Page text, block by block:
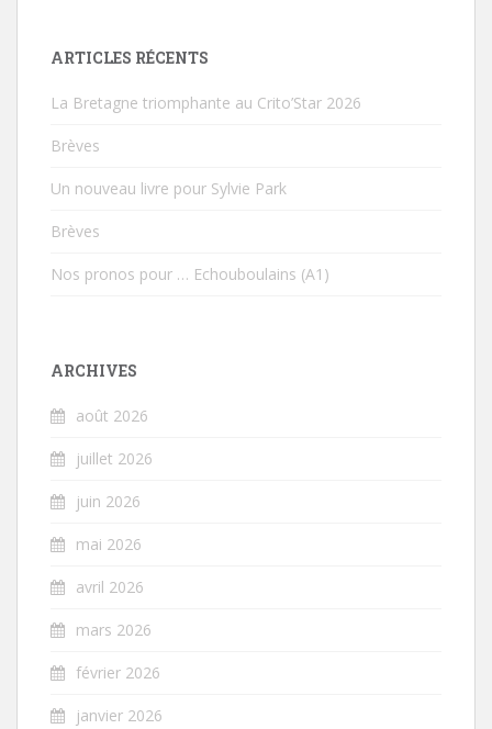
ARTICLES RÉCENTS
La Bretagne triomphante au Crito’Star 2026
Brèves
Un nouveau livre pour Sylvie Park
Brèves
Nos pronos pour … Echouboulains (A1)
ARCHIVES
août 2026
juillet 2026
juin 2026
mai 2026
avril 2026
mars 2026
février 2026
janvier 2026